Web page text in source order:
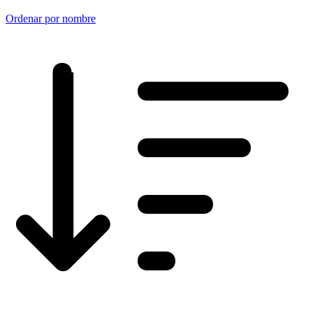
Ordenar por nombre